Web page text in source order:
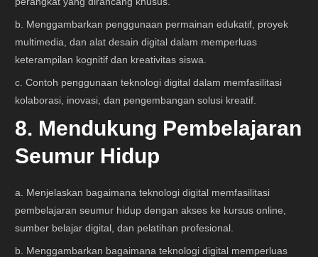
b. Menggambarkan penggunaan permainan edukatif, proyek
multimedia, dan alat desain digital dalam memperluas
keterampilan kognitif dan kreativitas siswa.
c. Contoh penggunaan teknologi digital dalam memfasilitasi
kolaborasi, inovasi, dan pengembangan solusi kreatif.
8. Mendukung Pembelajaran
Seumur Hidup
a. Menjelaskan bagaimana teknologi digital memfasilitasi
pembelajaran seumur hidup dengan akses ke kursus online,
sumber belajar digital, dan pelatihan profesional.
b. Menggambarkan bagaimana teknologi digital memperluas